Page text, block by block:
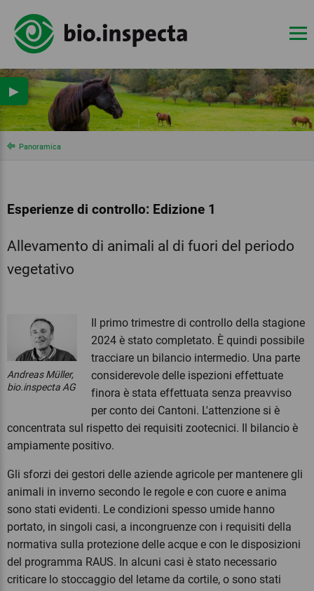
Panoramica
Esperienze di controllo: Edizione 1
Allevamento di animali al di fuori del periodo
vegetativo
Andreas Müller,
bio.inspecta AG
Il primo trimestre di controllo della stagione
2024 è stato completato. È quindi possibile
tracciare un bilancio intermedio. Una parte
considerevole delle ispezioni effettuate
finora è stata effettuata senza preavviso
per conto dei Cantoni. L'attenzione si è
concentrata sul rispetto dei requisiti zootecnici. Il bilancio è
ampiamente positivo.
Gli sforzi dei gestori delle aziende agricole per mantenere gli
animali in inverno secondo le regole e con cuore e anima
sono stati evidenti. Le condizioni spesso umide hanno
portato, in singoli casi, a incongruenze con i requisiti della
normativa sulla protezione delle acque e con le disposizioni
del programma RAUS. In alcuni casi è stato necessario
criticare lo stoccaggio del letame da cortile, o sono stati
▶